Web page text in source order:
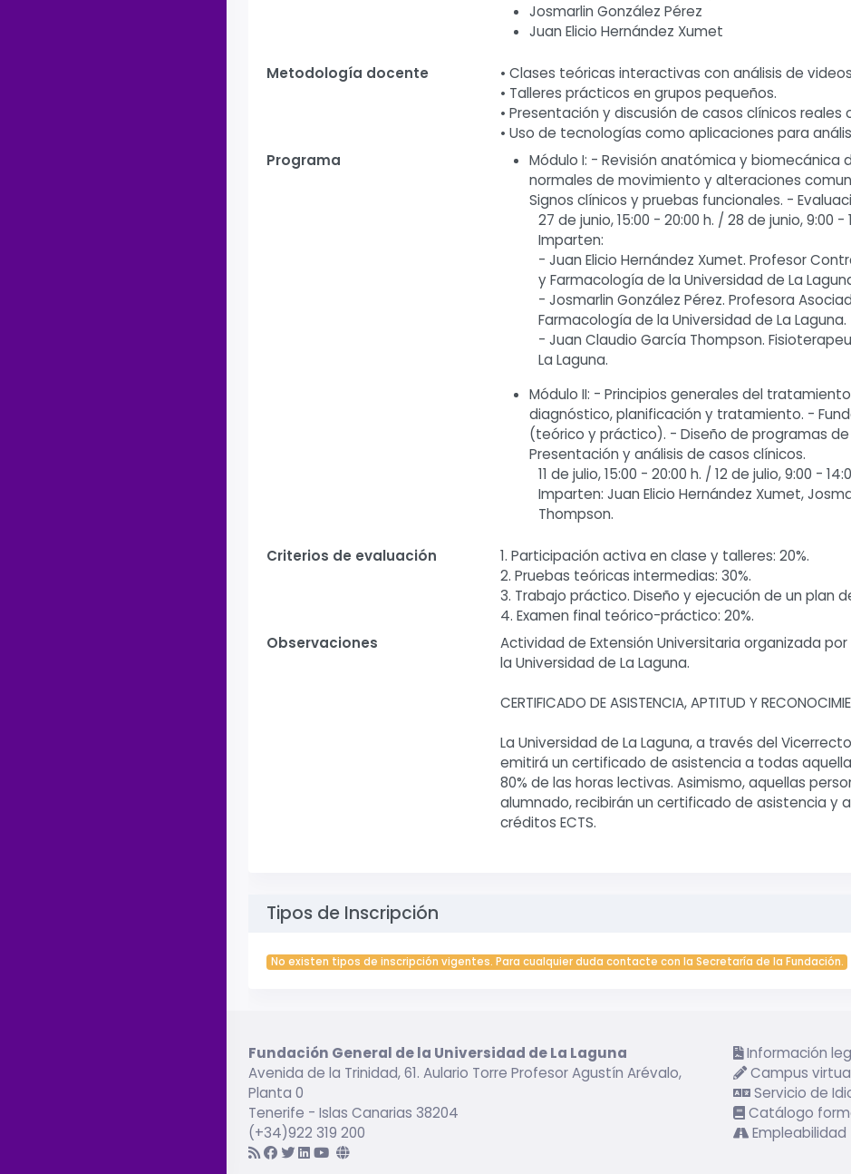
Josmarlin González Pérez
Juan Elicio Hernández Xumet
Metodología docente
• Clases teóricas interactivas con análisis de
• Talleres prácticos en grupos pequeños.
• Presentación y discusión de casos clínicos reales
• Uso de tecnologías como aplicaciones para
Programa
Módulo I: - Revisión anatómica y biomecánica
normales de movimiento y alteraciones
Signos clínicos y pruebas funcionales. -
27 de junio, 15:00 - 20:00 h. / 28 de junio, 9:00 -
Imparten:
- Juan Elicio Hernández Xumet. Profesor
y Farmacología de la Universidad de La
- Josmarlin González Pérez. Profesora
Farmacología de la Universidad de La Laguna.
- Juan Claudio García Thompson.
La Laguna.
Módulo II: - Principios generales del
diagnóstico, planificación y tratamiento. -
(teórico y práctico). - Diseño de programas
Presentación y análisis de casos clínicos.
11 de julio, 15:00 - 20:00 h. / 12 de julio, 9:00 -
Imparten: Juan Elicio Hernández Xumet,
Thompson.
Criterios de evaluación
1. Participación activa en clase y talleres: 20%.
2. Pruebas teóricas intermedias: 30%.
3. Trabajo práctico. Diseño y ejecución de un plan
4. Examen final teórico-práctico: 20%.
Observaciones
Actividad de Extensión Universitaria organizada por
la Universidad de La Laguna.
CERTIFICADO DE ASISTENCIA, APTITUD Y
La Universidad de La Laguna, a través del
emitirá un certificado de asistencia a todas
80% de las horas lectivas. Asimismo, aquellas
alumnado, recibirán un certificado de asistencia y
créditos ECTS.
Tipos de Inscripción
No existen tipos de inscripción vigentes. Para cualquier duda contacte con la Secretaría de la Fundación.
Fundación General de la Universidad de La Laguna
Avenida de la Trinidad, 61. Aulario Torre Profesor Agustín Arévalo,
Planta 0
Tenerife - Islas Canarias 38204
(+34)922 319 200
Información
Campus
Servicio de
Catálogo
Empleabilidad